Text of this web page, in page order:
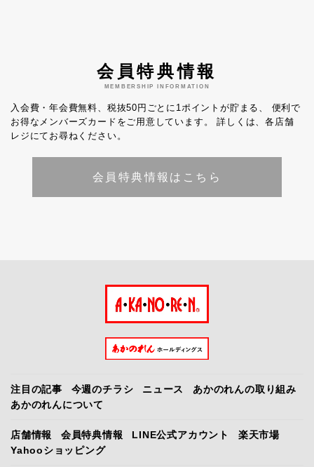
会員特典情報
MEMBERSHIP INFORMATION
入会費・年会費無料、税抜50円ごとに1ポイントが貯まる、
便利で
お得なメンバーズカードをご用意しています。
詳しくは、各店舗
レジにてお尋ねください。
会員特典情報はこちら
注目の記事 今週のチラシ ニュース
あかのれんの取り組み
あかのれんについて
店舗情報 会員特典情報 LINE公式アカウント
楽天市場
Yahooショッピング